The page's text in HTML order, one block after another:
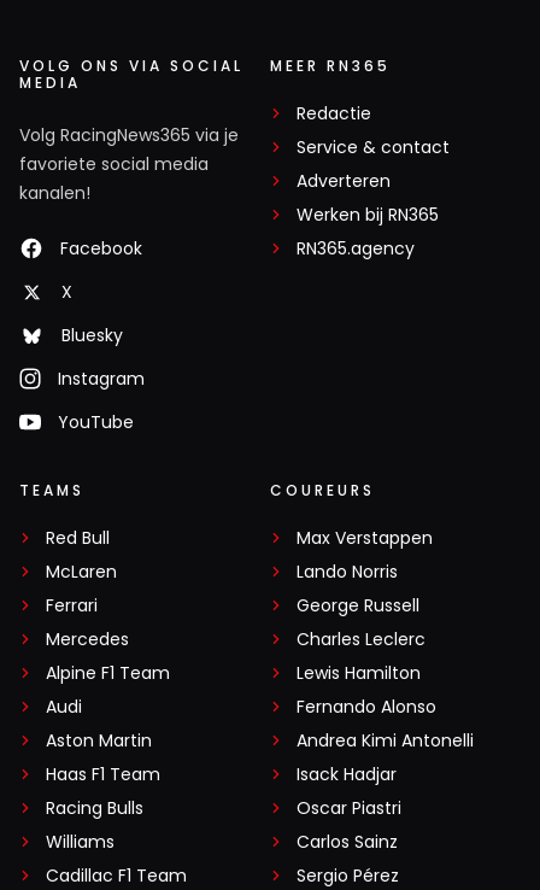
VOLG ONS VIA SOCIAL
MEDIA
Volg RacingNews365 via je
favoriete social media
kanalen!
Facebook
X
Bluesky
Instagram
YouTube
MEER RN365
Redactie
Service & contact
Adverteren
Werken bij RN365
RN365.agency
TEAMS
Red Bull
McLaren
Ferrari
Mercedes
Alpine F1 Team
Audi
Aston Martin
Haas F1 Team
Racing Bulls
Williams
Cadillac F1 Team
COUREURS
Max Verstappen
Lando Norris
George Russell
Charles Leclerc
Lewis Hamilton
Fernando Alonso
Andrea Kimi Antonelli
Isack Hadjar
Oscar Piastri
Carlos Sainz
Sergio Pérez